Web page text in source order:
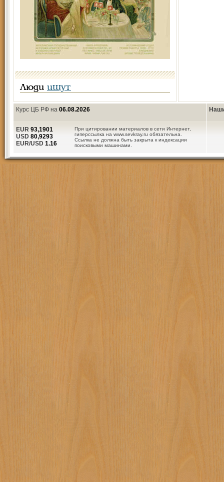
Люди ищут
Курс ЦБ РФ на 06.08.2026
При цитировании материалов в сети Интернет,
гиперссылка на www.sevkray.ru обязательна.
Ссылка не должна быть закрыта к индексации
поисковыми машинами.
EUR 93,1901
USD 80,9293
EUR/USD 1.16